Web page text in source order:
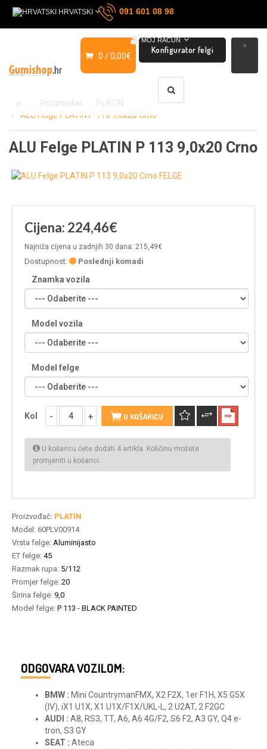
HRVATSKI 091 601 08 98
MOJ RAČUN
0 / 0,00€
Konfigurator felgi
Proizvođač
PLATIN
ALU Felge PLATIN P 113 9,0x20 Crno
ALU Felge PLATIN P 113 9,0x20 Crno
Cijena: 224,46€
Najniža cijena u zadnjih 30 dana: 215,49€
Dostupnost: Poslednji komadi
Znamka vozila
Model vozila
Model felge
Kol U KOŠARICU
U košaricu ćete dodati 4 artikla. Količinu možete
promjeniti u košarici.
Proizvođač: PLATIN
Model: 60PLV00914
Vrsta felge: Aluminijasto
ET felge: 45
Razmak rupa: 5/112
Promjer felge: 20
Širina felge: 9,0
Model felge: P 113 - BLACK PAINTED
ODGOVARA VOZILOM:
BMW : Mini CountrymanFMX, X2 F2X, 1er F1H, X5 G5X
(IV), iX1 U1X, X1 U1X/F1X/UKL-L, 2 U2AT, 2 F2GC
AUDI : A8, RS3, TT, A6, A6 4G/F2, S6 F2, A3 GY, Q4 e-
tron, S3 GY
SEAT : Ateca